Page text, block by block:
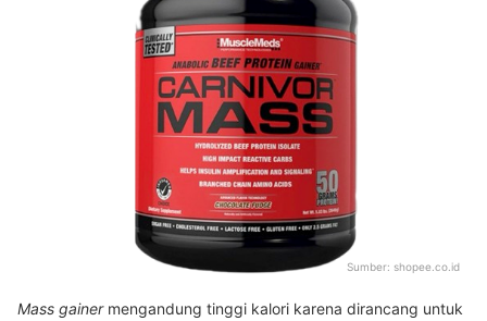
Sumber: shopee.co.id
Mass gainermengandung tinggi kalori karena dirancang untuk